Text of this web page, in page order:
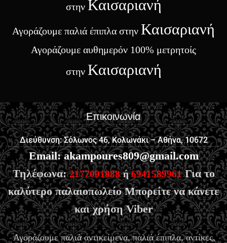
στην Καισαριανή
Αγοράζουμε παλιά έπιπλα στην Καισαριανή
Αγοράζουμε αυθημερόν 100% μετρητοίς
στην Καισαριανή
Επικοινωνία
Διεύθυνση: Σόλωνος 46, Κολωνάκι – Αθήνα, 10672
Email: akampoures809@gmail.com
Τηλέφωνα: 2177001888 ή6941589961Για το
καλύτερο παλαιοπωλείο Μπορείτε να κάνετε
και χρήση Viber
Αγοράζουμε παλιά αντικείμενα, παλιά έπιπλα, αντίκες,